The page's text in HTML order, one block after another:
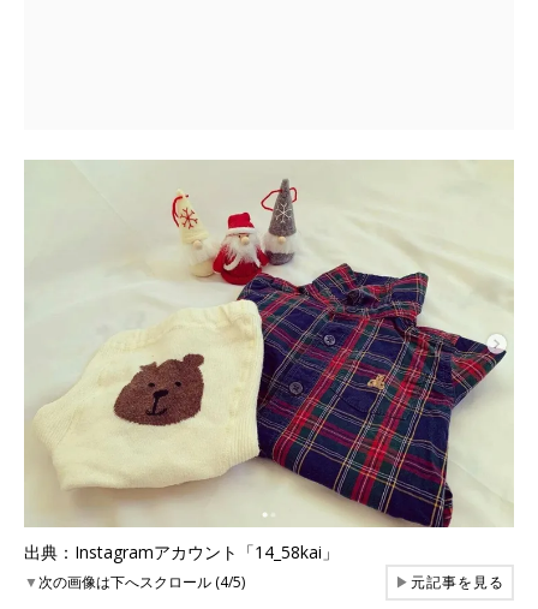
出典：Instagramアカウント「14_58kai」
▼次の画像は下へスクロール (4/5) ▶元記事を見る